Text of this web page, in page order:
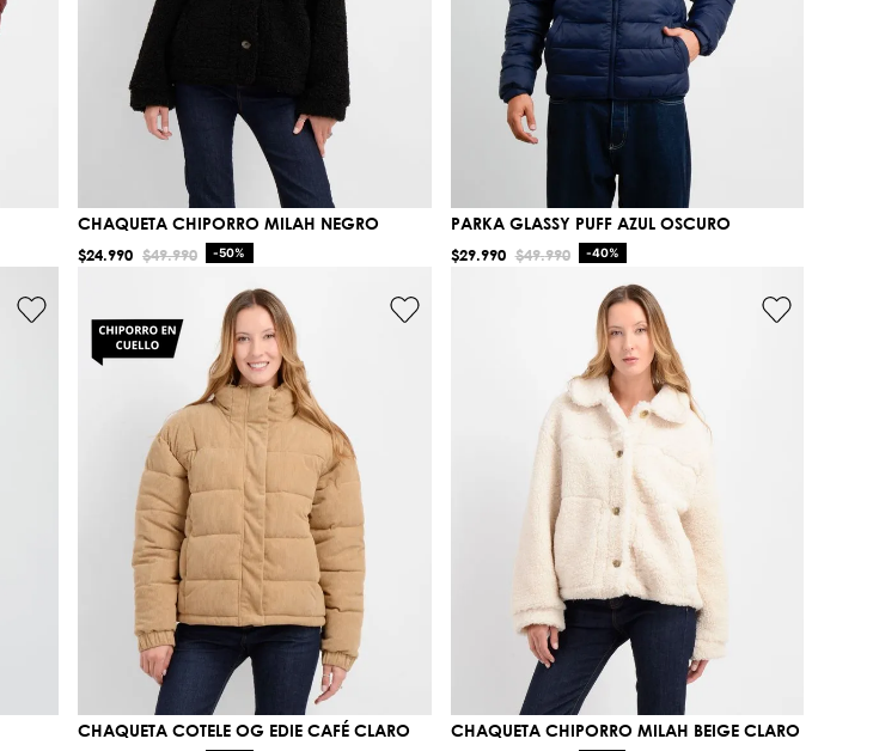
CHAQUETA CHIPORRO MILAH NEGRO
$49.990
$24.990 -50%
PARKA GLASSY PUFF AZUL OSCURO
$49.990
$29.990 -40%
CHAQUETA COTELE OG EDIE CAFÉ CLARO CHAQUETA CHIPORRO MILAH BEIGE CLARO